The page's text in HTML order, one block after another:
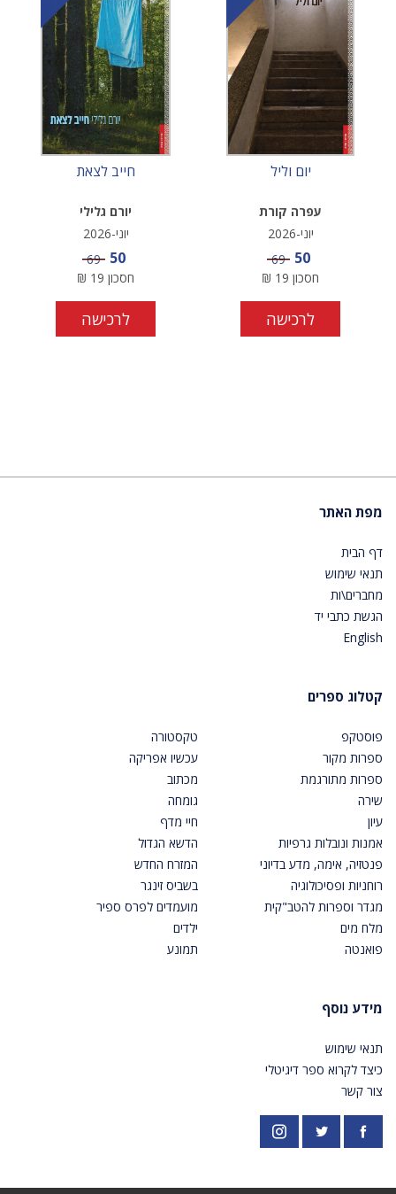
יום וליל
עפרה קורת
יוני-2026
מחיר מבצע
50 מחיר
69
חסכון 19
₪
לרכישה
חייב לצאת
יורם גלילי
יוני-2026
מחיר מבצע
50 מחיר
69
חסכון 19
₪
לרכישה
מפת האתר
דף הבית
תנאי שימוש
מחברים\ות
הגשת כתבי יד
English
קטלוג ספרים
פוסטקפ
ספרות מקור
ספרות מתורגמת
שירה
עיון
אמנות ונובלות גרפיות
פנטזיה, אימה, מדע בדיוני
רוחניות ופסיכולוגיה
מגדר וספרות להטב"קית
מלח מים
פואנטה
טקסטורה
עכשיו אפריקה
מכתוב
גומחה
חיי מדף
הדשא הגדול
המזרח החדש
בשביס זינגר
מועמדים לפרס ספיר
ילדים
תמונע
מידע נוסף
תנאי שימוש
כיצד לקרוא ספר דיגיטלי
צור קשר
פייסבוק https://twitter.com/PardesPublish
אינסטגרם